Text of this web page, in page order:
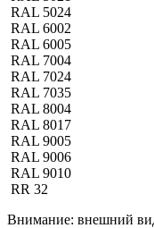
RAL 5024
RAL 6002
RAL 6005
RAL 7004
RAL 7024
RAL 7035
RAL 8004
RAL 8017
RAL 9005
RAL 9006
RAL 9010
RR 32
Внимание: внешний